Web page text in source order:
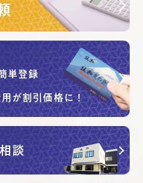
単登録
用が割引価格に！
談